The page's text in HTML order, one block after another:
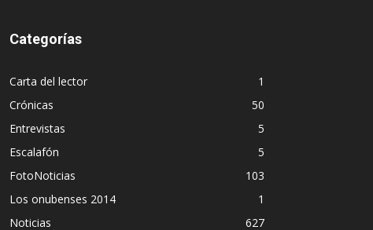
Categorías
Carta del lector
1
Crónicas
50
Entrevistas
5
Escalafón
5
FotoNoticias
103
Los onubenses 2014
1
Noticias
627